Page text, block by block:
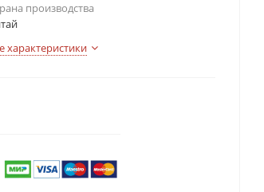
производства
характеристики